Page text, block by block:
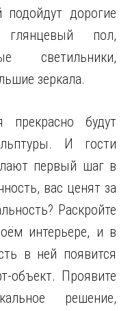
подойдут дорогие
глянцевый пол,
светильники,
зеркала.
прекрасно будут
И гости
первый шаг в
вас ценят за
Раскройте
интерьере, и в
в ней появится
объект. Проявите
решение,